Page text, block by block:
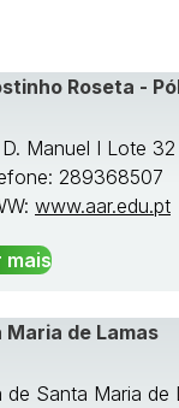
Roseta -
D. Manuel I Lote
289368507
www.aar.edu.pt
mais
de Lamas
de Santa Maria de